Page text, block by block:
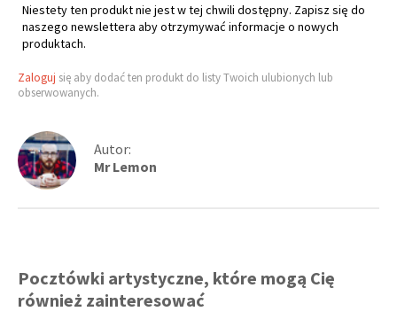
Niestety ten produkt nie jest w tej chwili dostępny. Zapisz się do
naszego newslettera aby otrzymywać informacje o nowych
produktach.
Zaloguj się aby dodać ten produkt do listy Twoich ulubionych lub
obserwowanych.
Autor:
Mr Lemon
Pocztówki artystyczne, które mogą Cię
również zainteresować